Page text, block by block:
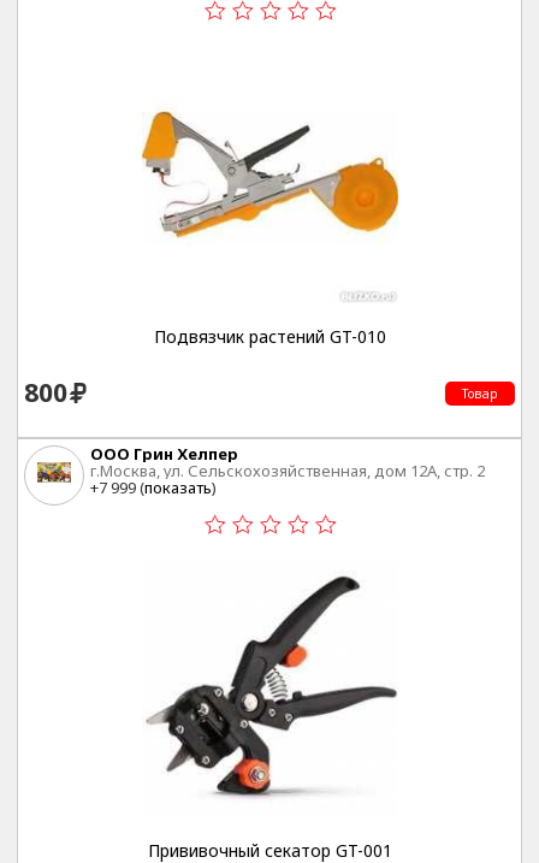
Подвязчик растений GT-010
800 Товар
ООО Грин Хелпер
г.Москва, ул. Сельскохозяйственная, дом 12А, стр. 2
+7 999 (показать)
Прививочный секатор GT-001